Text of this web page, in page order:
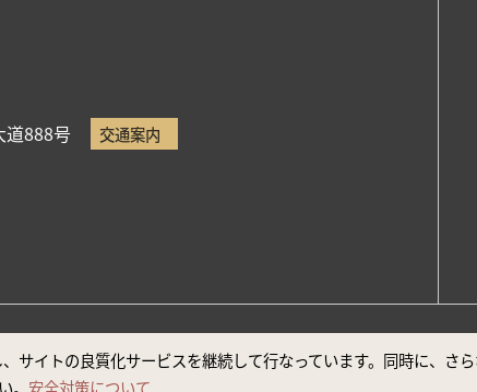
サイトの良質化サービスを継続して行なっています。同時に、さ
安全対策について
道888号 交通案内
イトはMicrosoft Edge、Google Chrome最新バージョンで